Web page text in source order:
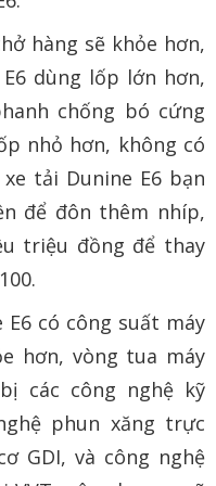
hàng sẽ khỏe hơn,
dùng lốp lớn hơn,
chống bó cứng
nhỏ hơn, không có
tải Dunine E6 bạn
để đôn thêm nhíp,
triệu đồng để thay
có công suất máy
hơn, vòng tua máy
các công nghệ kỹ
phun xăng trực
GDI, và công nghệ